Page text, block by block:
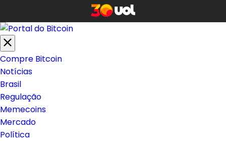
Compre Bitcoin
Notícias
Brasil
Regulação
Memecoins
Mercado
Política